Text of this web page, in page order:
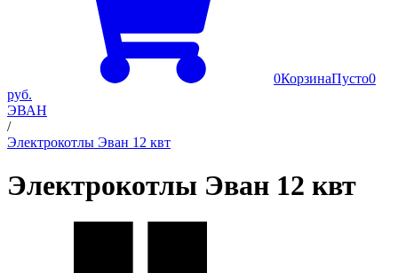
0КорзинаПусто0
руб.
ЭВАН
/
Электрокотлы Эван 12 квт
Электрокотлы Эван 12 квт